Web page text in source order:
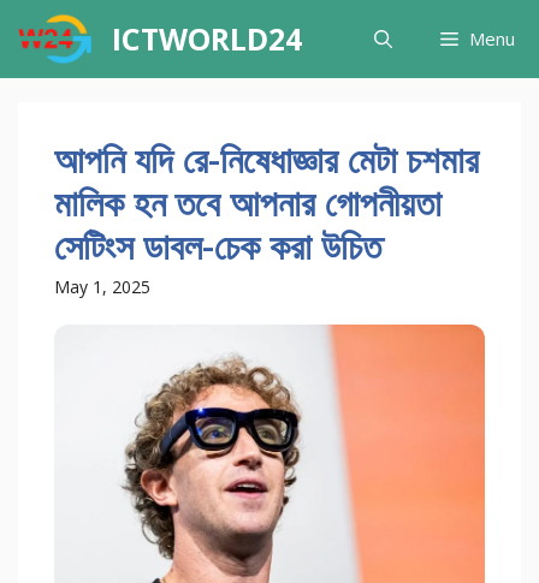
content
ICTWORLD24 Menu
আপনি যদি রে-নিষেধাজ্ঞার মেটা চশমার
মালিক হন তবে আপনার গোপনীয়তা
সেটিংস ডাবল-চেক করা উচিত
May 1, 2025